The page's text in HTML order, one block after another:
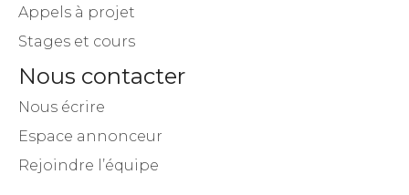
Appels à projet
Stages et cours
Nous contacter
Nous écrire
Espace annonceur
Rejoindre l’équipe